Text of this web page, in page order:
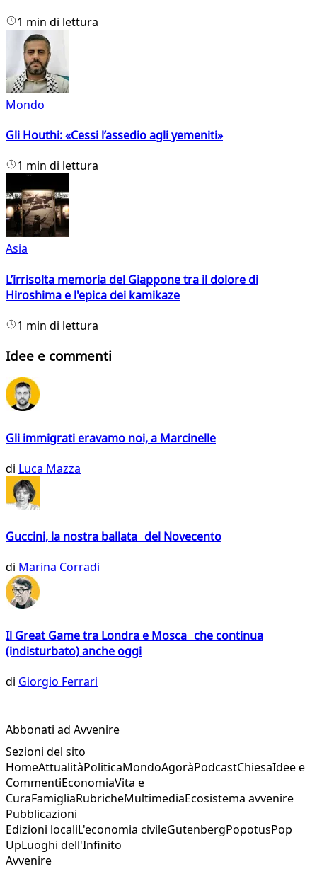
1 min di lettura
Mondo
Gli Houthi: «Cessi l’assedio agli yemeniti»
1 min di lettura
Asia
L’irrisolta memoria del Giappone tra il dolore di
Hiroshima e l'epica dei kamikaze
1 min di lettura
Idee e commenti
Gli immigrati eravamo noi, a Marcinelle
di Luca Mazza
Guccini, la nostra ballata del Novecento
di Marina Corradi
Il Great Game tra Londra e Mosca che continua
(indisturbato) anche oggi
di Giorgio Ferrari
Abbonati ad Avvenire
Sezioni del sito
HomeAttualitàPoliticaMondoAgoràPodcastChiesaIdee e
CommentiEconomiaVita e
CuraFamigliaRubricheMultimediaEcosistema avvenire
Pubblicazioni
Edizioni localiL'economia civileGutenbergPopotusPop
UpLuoghi dell'Infinito
Avvenire